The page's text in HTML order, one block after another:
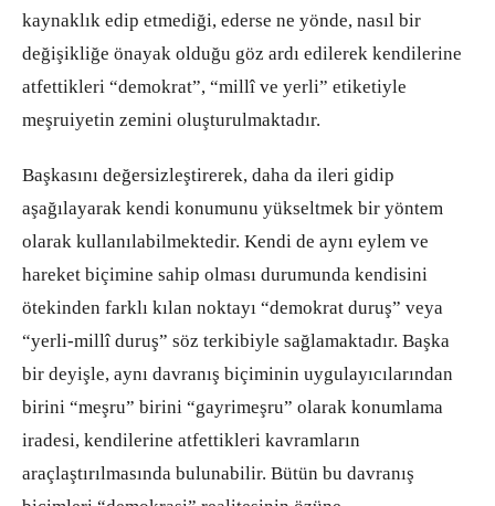
kaynaklık edip etmediği, ederse ne yönde, nasıl bir
değişikliğe önayak olduğu göz ardı edilerek kendilerine
atfettikleri “demokrat”, “millî ve yerli” etiketiyle
meşruiyetin zemini oluşturulmaktadır.
Başkasını değersizleştirerek, daha da ileri gidip
aşağılayarak kendi konumunu yükseltmek bir yöntem
olarak kullanılabilmektedir. Kendi de aynı eylem ve
hareket biçimine sahip olması durumunda kendisini
ötekinden farklı kılan noktayı “demokrat duruş” veya
“yerli-millî duruş” söz terkibiyle sağlamaktadır. Başka
bir deyişle, aynı davranış biçiminin uygulayıcılarından
birini “meşru” birini “gayrimeşru” olarak konumlama
iradesi, kendilerine atfettikleri kavramların
araçlaştırılmasında bulunabilir. Bütün bu davranış